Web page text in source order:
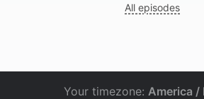
All episodes
Your timezone: America /